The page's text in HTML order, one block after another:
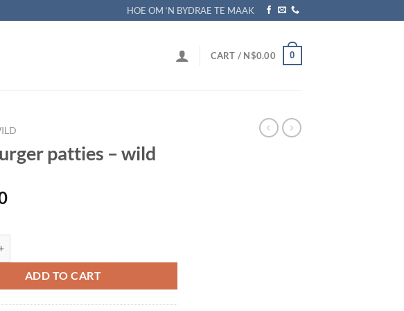
HOE OM ‘N BYDRAE TE MAAK
CART / N$0.00 0
patties – wild
ADD TO CART